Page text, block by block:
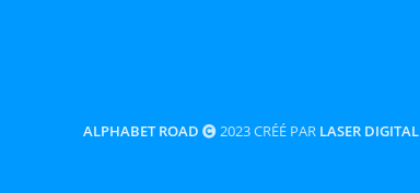
ALPHABET ROAD 2023 CRÉÉ PAR LASER DIGITAL